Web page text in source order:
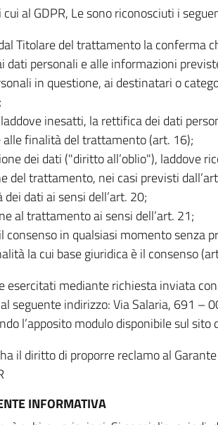
al GDPR, Le sono riconosciuti i
Titolare del trattamento la conferma
dati personali e alle informazioni
in questione, ai destinatari o
inesatti, la rettifica dei dati
finalità del trattamento (art. 16);
dei dati ("diritto all’oblio"), laddove
del trattamento, nei casi previsti
dati ai sensi dell’art. 20;
al trattamento ai sensi dell’art. 21;
consenso in qualsiasi momento senza
la cui base giuridica è il consenso
esercitati mediante richiesta inviata
seguente indirizzo: Via Salaria, 691
l’apposito modulo disponibile sul
il diritto di proporre reclamo al
INFORMATIVA